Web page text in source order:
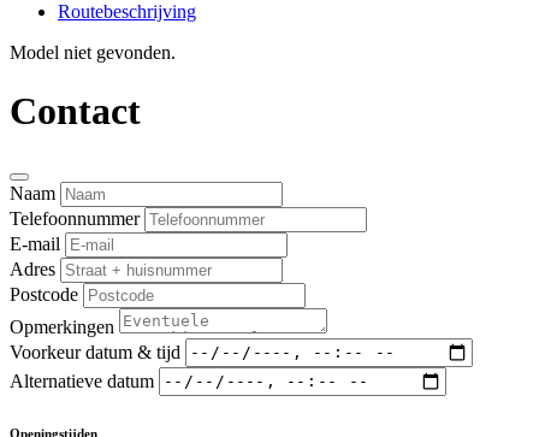
Routebeschrijving
Model niet gevonden.
Contact
Naam
Telefoonnummer
E-mail
Adres
Postcode
Opmerkingen
Voorkeur datum & tijd
Alternatieve datum
Openingstijden